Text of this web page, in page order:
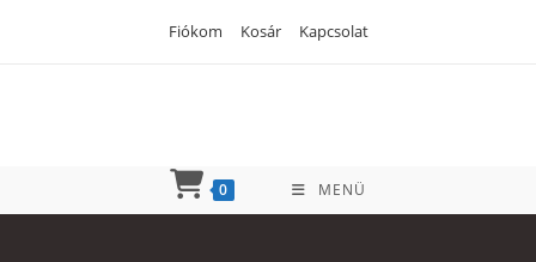
Fiókom Kosár Kapcsolat
0 MENÜ